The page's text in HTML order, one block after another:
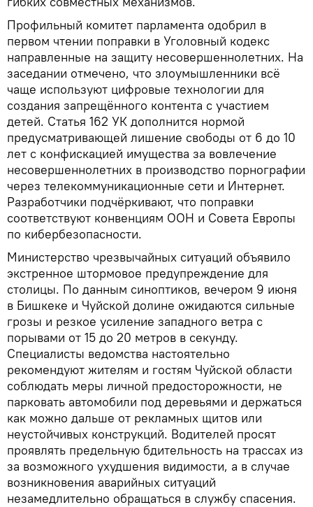
Профильный комитет парламента одобрил в
первом чтении поправки в Уголовный кодекс
направленные на защиту несовершеннолетних. На
заседании отмечено, что злоумышленники всё
чаще используют цифровые технологии для
создания запрещённого контента с участием
детей. Статья 162 УК дополнится нормой
предусматривающей лишение свободы от 6 до 10
лет с конфискацией имущества за вовлечение
несовершеннолетних в производство порнографии
через телекоммуникационные сети и Интернет.
Разработчики подчёркивают, что поправки
соответствуют конвенциям ООН и Совета Европы
по кибербезопасности.
Министерство чрезвычайных ситуаций объявило
экстренное штормовое предупреждение для
столицы. По данным синоптиков, вечером 9 июня
в Бишкеке и Чуйской долине ожидаются сильные
грозы и резкое усиление западного ветра с
порывами от 15 до 20 метров в секунду.
Специалисты ведомства настоятельно
рекомендуют жителям и гостям Чуйской области
соблюдать меры личной предосторожности, не
парковать автомобили под деревьями и держаться
как можно дальше от рекламных щитов или
неустойчивых конструкций. Водителей просят
проявлять предельную бдительность на трассах из
за возможного ухудшения видимости, а в случае
возникновения аварийных ситуаций
незамедлительно обращаться в службу спасения.